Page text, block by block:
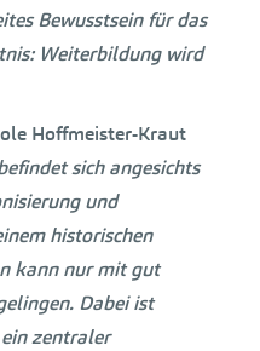
Bewusstsein für das
Weiterbildung wird
Hoffmeister-Kraut
sich angesichts
und
historischen
kann nur mit gut
Dabei ist
zentraler